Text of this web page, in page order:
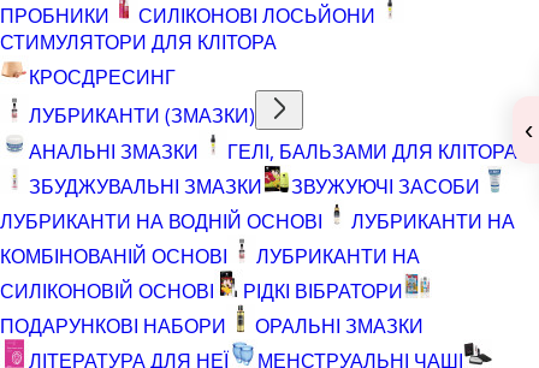
ПРОБНИКИ
СИЛІКОНОВІ ЛОСЬЙОНИ
СТИМУЛЯТОРИ ДЛЯ КЛІТОРА
КРОСДРЕСИНГ
ЛУБРИКАНТИ (ЗМАЗКИ)
АНАЛЬНІ ЗМАЗКИ
ГЕЛІ, БАЛЬЗАМИ ДЛЯ КЛІТОРА
ЗБУДЖУВАЛЬНІ ЗМАЗКИ
ЗВУЖУЮЧІ ЗАСОБИ
ЛУБРИКАНТИ НА ВОДНІЙ ОСНОВІ
ЛУБРИКАНТИ НА
КОМБІНОВАНІЙ ОСНОВІ
ЛУБРИКАНТИ НА
СИЛІКОНОВІЙ ОСНОВІ
РІДКІ ВІБРАТОРИ
ПОДАРУНКОВІ НАБОРИ
ОРАЛЬНІ ЗМАЗКИ
ЛІТЕРАТУРА ДЛЯ НЕЇ
МЕНСТРУАЛЬНІ ЧАШІ
‹